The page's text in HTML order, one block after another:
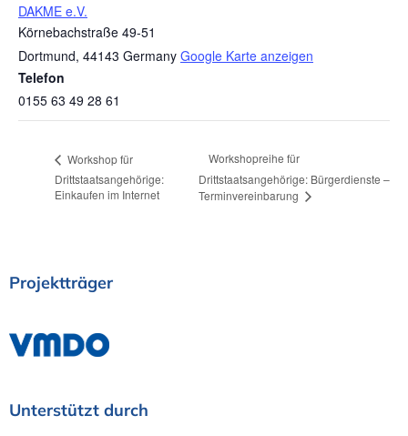
DAKME e.V.
Körnebachstraße 49-51
Dortmund, 44143 Germany Google Karte anzeigen
Telefon
0155 63 49 28 61
Workshop für
Drittstaatsangehörige:
Einkaufen im Internet
Workshopreihe für
Drittstaatsangehörige: Bürgerdienste –
Terminvereinbarung
Projektträger
Unterstützt durch